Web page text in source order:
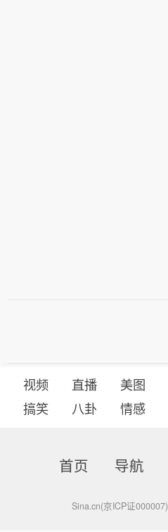
视频 直播 美图
搞笑
八卦 情感
首页 导航
Sina.cn(京ICP证000007)